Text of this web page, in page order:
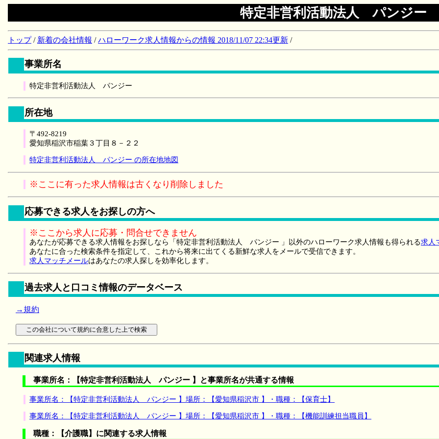
特定非営利活動法人 パンジー
トップ/ 新着の会社情報 /ハローワーク求人情報からの情報 2018/11/07 22:34更新 /
事業所名
特定非営利活動法人 パンジー
所在地
〒492-8219
愛知県稲沢市稲葉３丁目８－２２
特定非営利活動法人 パンジー の所在地地図
※ここに有った求人情報は古くなり削除しました
応募できる求人をお探しの方へ
※ここから求人に応募・問合せできません
あなたが応募できる求人情報をお探しなら「特定非営利活動法人 パンジー 」以外のハローワーク求人情報も得られる求人
あなたに合った検索条件を指定して、これから将来に出てくる新鮮な求人をメールで受信できます。
求人マッチメールはあなたの求人探しを効率化します。
過去求人と口コミ情報のデータベース
→規約
関連求人情報
事業所名：【特定非営利活動法人 パンジー 】と事業所名が共通する情報
事業所名：【特定非営利活動法人 パンジー 】場所：【愛知県稲沢市 】・職種：【保育士】
事業所名：【特定非営利活動法人 パンジー 】場所：【愛知県稲沢市 】・職種：【機能訓練担当職員】
職種：【介護職】に関連する求人情報